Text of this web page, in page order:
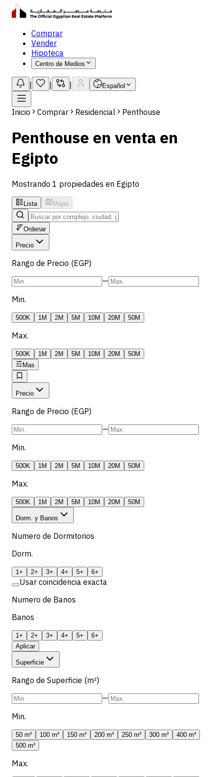
Comprar
Vender
Hipoteca
Centro de Medios
Español
Inicio Comprar Residencial Penthouse
Penthouse en venta en
Egipto
Mostrando 1 propiedades en Egipto
Lista Mapa
Ordenar
Precio
Rango de Precio (EGP)
—
Min.
500K 1M 2M 5M 10M 20M 50M
Max.
500K 1M 2M 5M 10M 20M
50M
Mas
Precio
Rango de Precio (EGP)
—
Min.
500K 1M 2M 5M 10M 20M 50M
Max.
500K 1M 2M 5M 10M 20M 50M
Dorm. y Banos
Numero de Dormitorios
Dorm.
1+ 2+ 3+ 4+ 5+ 6+
Usar coincidencia exacta
Numero de Banos
Banos
1+ 2+ 3+ 4+ 5+
6+
Aplicar
Superficie
Rango de Superficie (m²)
—
Min.
50 m² 100 m² 150 m² 200 m² 250 m² 300 m²
400 m²
500 m²
Max.